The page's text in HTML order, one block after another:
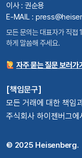
이사 : 권순용
E-MAIL :
모든 문의는 대표자가 직
하게 말씀해 주세요.
자주 묻는 질문 보러가
[책임문구]
모든 거래에 대한 책임
주식회사 하이젠버그에
© 2025 Heisenberg.